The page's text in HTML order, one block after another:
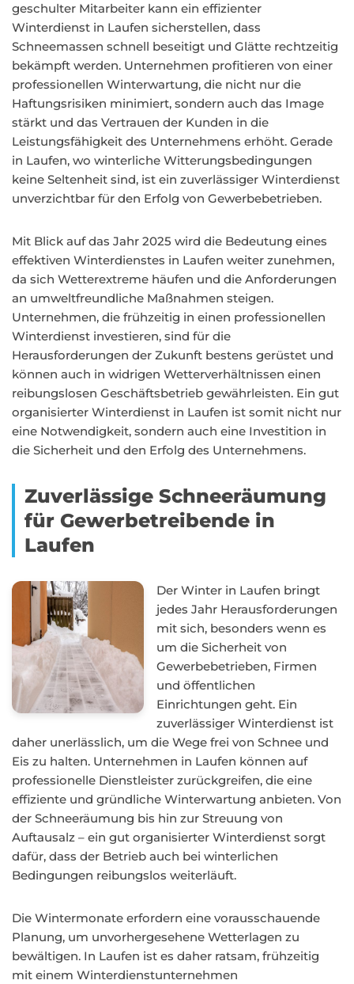
geschulter Mitarbeiter kann ein effizienter
Winterdienst in Laufen sicherstellen, dass
Schneemassen schnell beseitigt und Glätte rechtzeitig
bekämpft werden. Unternehmen profitieren von einer
professionellen Winterwartung, die nicht nur die
Haftungsrisiken minimiert, sondern auch das Image
stärkt und das Vertrauen der Kunden in die
Leistungsfähigkeit des Unternehmens erhöht. Gerade
in Laufen, wo winterliche Witterungsbedingungen
keine Seltenheit sind, ist ein zuverlässiger Winterdienst
unverzichtbar für den Erfolg von Gewerbebetrieben.
Mit Blick auf das Jahr 2025 wird die Bedeutung eines
effektiven Winterdienstes in Laufen weiter zunehmen,
da sich Wetterextreme häufen und die Anforderungen
an umweltfreundliche Maßnahmen steigen.
Unternehmen, die frühzeitig in einen professionellen
Winterdienst investieren, sind für die
Herausforderungen der Zukunft bestens gerüstet und
können auch in widrigen Wetterverhältnissen einen
reibungslosen Geschäftsbetrieb gewährleisten. Ein gut
organisierter Winterdienst in Laufen ist somit nicht nur
eine Notwendigkeit, sondern auch eine Investition in
die Sicherheit und den Erfolg des Unternehmens.
Zuverlässige Schneeräumung
für Gewerbetreibende in
Laufen
Der Winter in Laufen bringt
jedes Jahr Herausforderungen
mit sich, besonders wenn es
um die Sicherheit von
Gewerbebetrieben, Firmen
und öffentlichen
Einrichtungen geht. Ein
zuverlässiger Winterdienst ist
daher unerlässlich, um die Wege frei von Schnee und
Eis zu halten. Unternehmen in Laufen können auf
professionelle Dienstleister zurückgreifen, die eine
effiziente und gründliche Winterwartung anbieten. Von
der Schneeräumung bis hin zur Streuung von
Auftausalz – ein gut organisierter Winterdienst sorgt
dafür, dass der Betrieb auch bei winterlichen
Bedingungen reibungslos weiterläuft.
Die Wintermonate erfordern eine vorausschauende
Planung, um unvorhergesehene Wetterlagen zu
bewältigen. In Laufen ist es daher ratsam, frühzeitig
mit einem Winterdienstunternehmen